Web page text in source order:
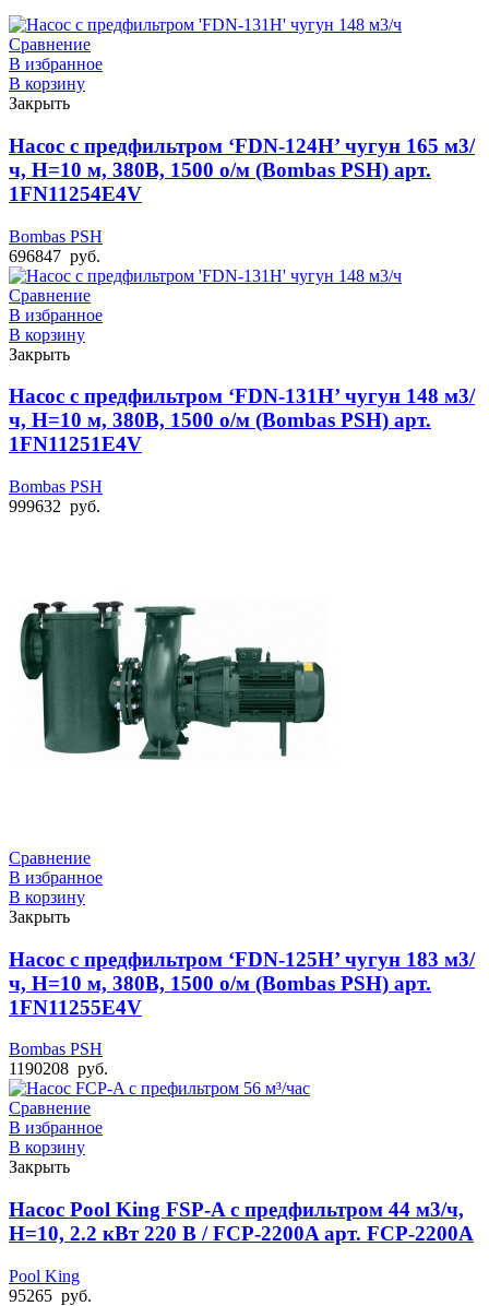
Сравнение
В избранное
В корзину
Закрыть
Насос с предфильтром ‘FDN-124H’ чугун 165 м3/
ч, Н=10 м, 380В, 1500 о/м (Bombas PSH) арт.
1FN11254E4V
Bombas PSH
696847 руб.
Сравнение
В избранное
В корзину
Закрыть
Насос с предфильтром ‘FDN-131H’ чугун 148 м3/
ч, Н=10 м, 380В, 1500 о/м (Bombas PSH) арт.
1FN11251E4V
Bombas PSH
999632 руб.
Сравнение
В избранное
В корзину
Закрыть
Насос с предфильтром ‘FDN-125H’ чугун 183 м3/
ч, Н=10 м, 380В, 1500 о/м (Bombas PSH) арт.
1FN11255E4V
Bombas PSH
1190208 руб.
Сравнение
В избранное
В корзину
Закрыть
Насос Pool King FSP-A с предфильтром 44 м3/ч,
Н=10, 2.2 кВт 220 В / FCP-2200A арт. FCP-2200A
Pool King
95265 руб.